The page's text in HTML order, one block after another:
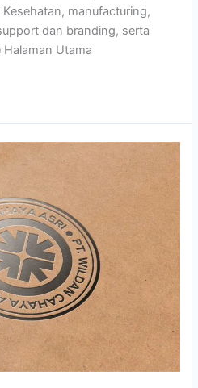
manufacturing,
dan branding, serta
Halaman Utama